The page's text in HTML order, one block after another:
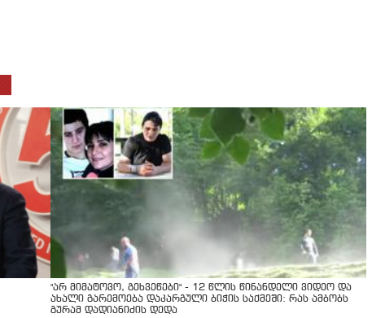
"არ მიმატოვო, გეხვეწები" - 12 წლის წინანდელი ვიდეო და
ახალი გარემოება დაკარგული ბიჭის საქმეში: რას ამბობს
გურამ დადიანიძის დედა